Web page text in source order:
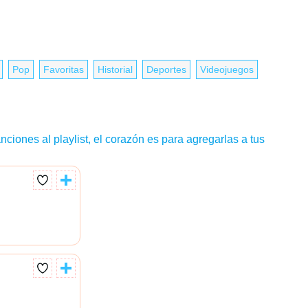
Pop Favoritas Historial Deportes Videojuegos
al playlist, el corazón es para agregarlas a tus